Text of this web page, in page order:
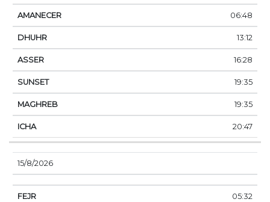
06:48
13:12
16:28
19:35
19:35
20:47
15/8/2026
05:32